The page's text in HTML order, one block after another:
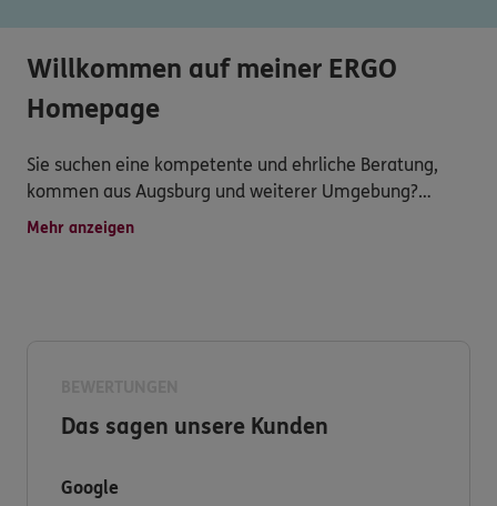
Willkommen auf meiner ERGO
Homepage
Sie suchen eine kompetente und ehrliche Beratung,
kommen aus Augsburg und weiterer Umgebung?
stehen bei uns im Vordergrund.
Gerne nehmen wir uns für Sie persönlich oder
Mehr anzeigen
Das sagen unsere Kunden
Google